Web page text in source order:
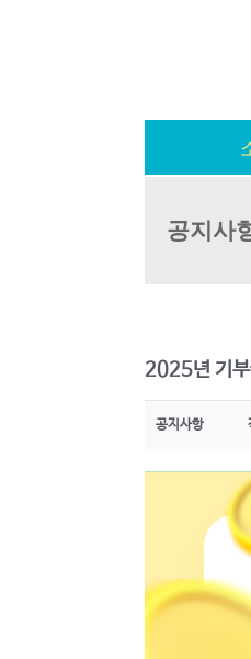
공지사
2025년 기부
공지사항